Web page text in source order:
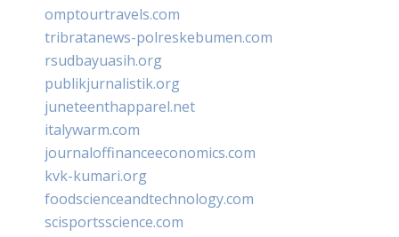
omptourtravels.com
tribratanews-polreskebumen.com
rsudbayuasih.org
publikjurnalistik.org
juneteenthapparel.net
italywarm.com
journaloffinanceeconomics.com
kvk-kumari.org
foodscienceandtechnology.com
scisportsscience.com